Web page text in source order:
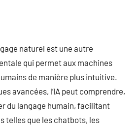
naturel est une autre
qui permet aux machines
de manière plus intuitive.
avancées, l’IA peut comprendre,
du langage humain, facilitant
telles que les chatbots, les